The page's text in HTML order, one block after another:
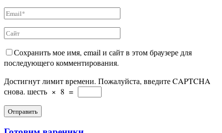
Сохранить мое имя, email и сайт в этом браузере для
последующего комментирования.
Достигнут лимит времени. Пожалуйста, введите CAPTCHA
снова. шесть × 8 =